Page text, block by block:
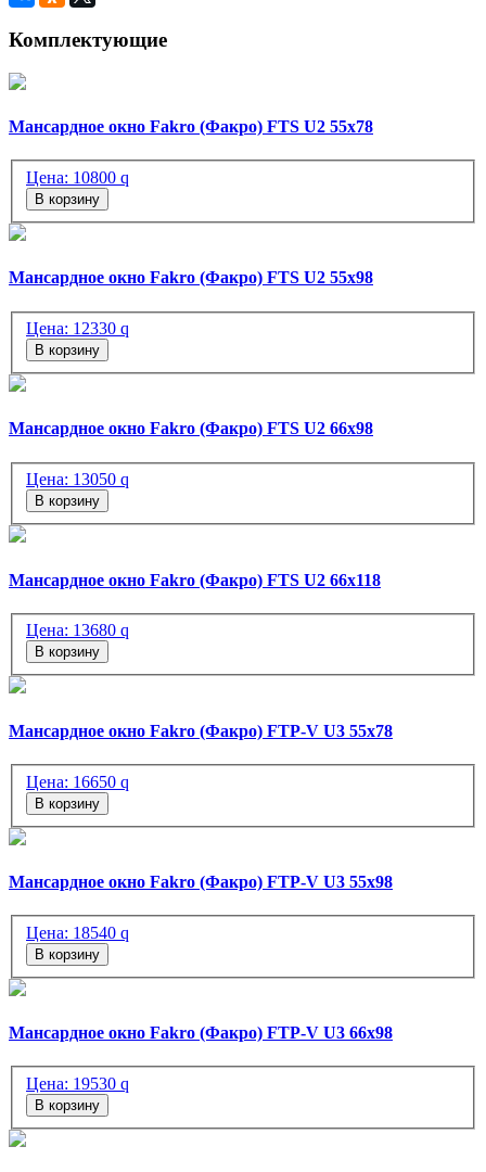
Комплектующие
Мансардное окно Fakro (Факро) FTS U2 55х78
Цена: 10800 q
В корзину
Мансардное окно Fakro (Факро) FTS U2 55х98
Цена: 12330 q
В корзину
Мансардное окно Fakro (Факро) FTS U2 66х98
Цена: 13050 q
В корзину
Мансардное окно Fakro (Факро) FTS U2 66х118
Цена: 13680 q
В корзину
Мансардное окно Fakro (Факро) FTP-V U3 55х78
Цена: 16650 q
В корзину
Мансардное окно Fakro (Факро) FTP-V U3 55х98
Цена: 18540 q
В корзину
Мансардное окно Fakro (Факро) FTP-V U3 66х98
Цена: 19530 q
В корзину